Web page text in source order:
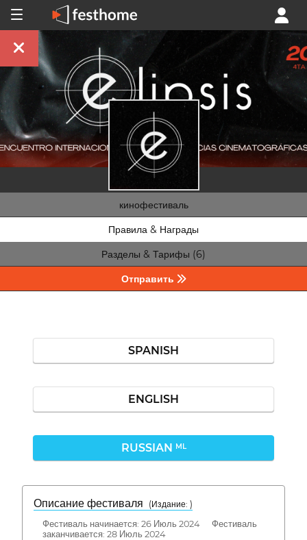
кинофестиваль
Правила & Награды
Разделы & Тарифы (6)
Отправить
SPANISH
ENGLISH
RUSSIAN ML
Описание фестиваля
( Издание: )
Фестиваль начинается: 26 Июль 2024 Фестиваль
заканчивается: 28 Июль 2024